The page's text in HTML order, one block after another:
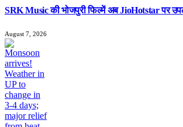
SRK Music की भोजपुरी फिल्में अब JioHotstar पर
August 7, 2026